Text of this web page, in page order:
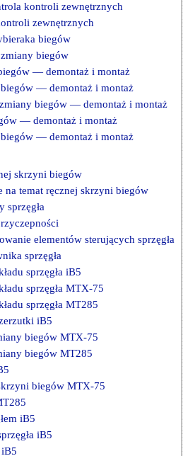
kontroli zewnętrznych
zewnętrznych
biegów
biegów
— demontaż i montaż
— demontaż i montaż
biegów — demontaż i montaż
— demontaż i montaż
— demontaż i montaż
skrzyni biegów
na temat ręcznej skrzyni biegów
sprzęgła
elementów sterujących sprzęgła
sprzęgła
sprzęgła iB5
sprzęgła MTX-75
sprzęgła MT285
iB5
biegów MTX-75
biegów MT285
biegów MTX-75
iB5
iB5
iB5